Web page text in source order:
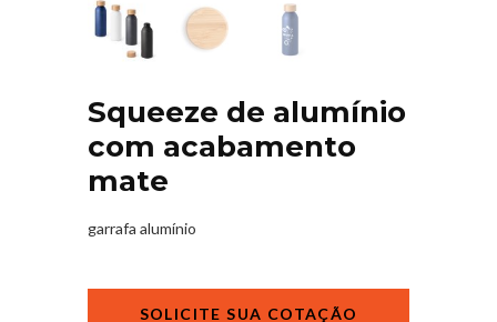
Squeeze de alumínio
com acabamento
mate
garrafa alumínio